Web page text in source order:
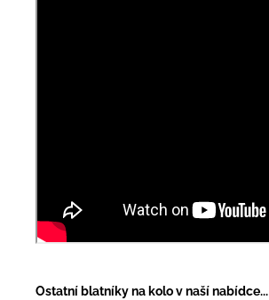
Ostatní blatníky na kolo v naší nabídce...